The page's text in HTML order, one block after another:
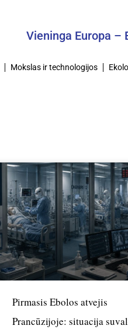
Vieninga Europa –
Mokslas ir technologijos
Pirmasis Ebolos atvejis
Prancūzijoje: situacija